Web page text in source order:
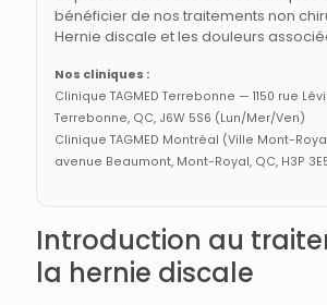
bénéficier de nos traitements non
Hernie discale et les douleurs
Nos cliniques :
Clinique TAGMED Terrebonne — 1150 rue
Terrebonne, QC, J6W 5S6 (Lun/Mer/Ven)
Clinique TAGMED Montréal (Ville Mont-
avenue Beaumont, Mont-Royal, QC, H3P
Introduction au
la hernie discale